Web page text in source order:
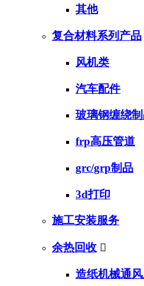
其他
复合材料系列产品
风机类
汽车配件
玻璃钢缠绕
frp高压管道
grc/grp制品
3d打印
施工安装服务
余热回收 
造纸机械通